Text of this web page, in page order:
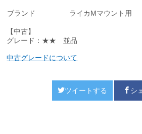
ブランド ライカMマウント用
【中古】
グレード：★★ 並品
中古グレードについて
ツイートする シ